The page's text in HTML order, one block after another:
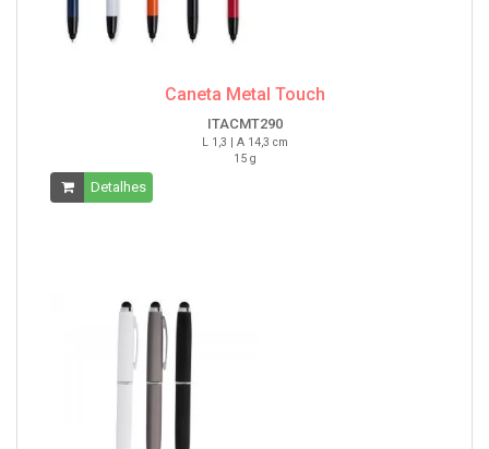
Caneta Metal Touch
ITACMT290
L 1,3 | A 14,3 cm
15 g
Detalhes